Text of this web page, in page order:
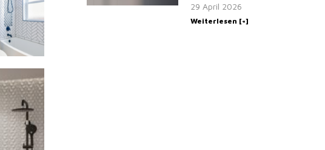
29 April 2026
Weiterlesen [+]